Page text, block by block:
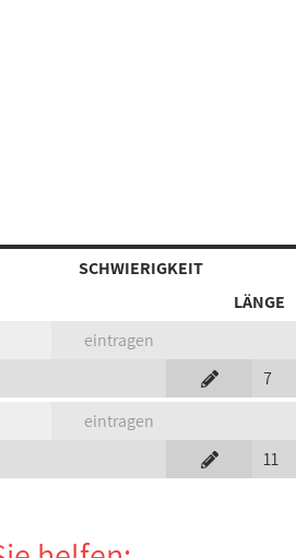
SCHWIERIGKEIT
LÄNGE
eintragen
7
eintragen
11